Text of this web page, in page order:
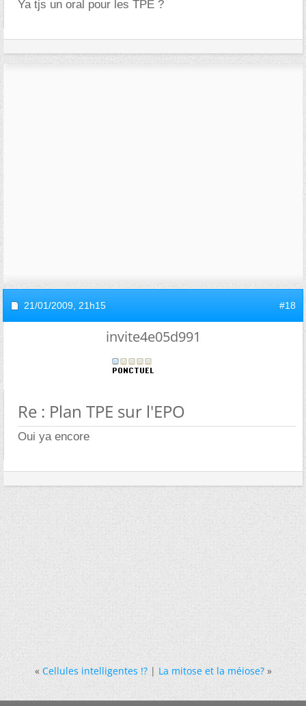
Ya tjs un oral pour les TPE ?
21/01/2009, 21h15 #18
invite4e05d991
Re : Plan TPE sur l'EPO
Oui ya encore
« Cellules intelligentes !?|La mitose et la méiose? »